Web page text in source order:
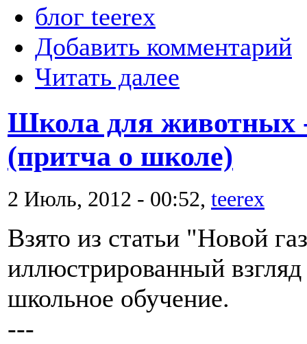
блог teerex
Добавить комментарий
Читать далее
Школа для животных
(притча о школе)
2 Июль, 2012 - 00:52, teerex
Взято из статьи "Новой
иллюстрированный взгляд
школьное обучение.
---